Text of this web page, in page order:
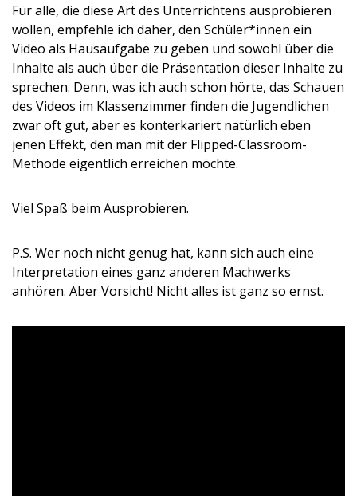
Für alle, die diese Art des Unterrichtens ausprobieren
wollen, empfehle ich daher, den Schüler*innen ein
Video als Hausaufgabe zu geben und sowohl über die
Inhalte als auch über die Präsentation dieser Inhalte zu
sprechen. Denn, was ich auch schon hörte, das Schauen
des Videos im Klassenzimmer finden die Jugendlichen
zwar oft gut, aber es konterkariert natürlich eben
jenen Effekt, den man mit der Flipped-Classroom-
Methode eigentlich erreichen möchte.
Viel Spaß beim Ausprobieren.
P.S. Wer noch nicht genug hat, kann sich auch eine
Interpretation eines ganz anderen Machwerks
anhören. Aber Vorsicht! Nicht alles ist ganz so ernst.